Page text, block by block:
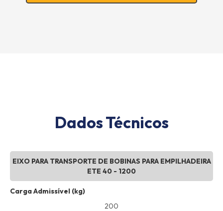
Dados Técnicos
EIXO PARA TRANSPORTE DE BOBINAS PARA EMPILHADEIRA
ETE 40 - 1200
Carga Admissível (kg)
200